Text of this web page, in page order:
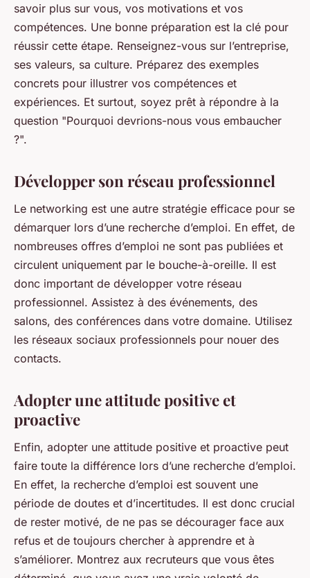
savoir plus sur vous, vos motivations et vos
compétences. Une bonne préparation est la clé pour
réussir cette étape. Renseignez-vous sur l’entreprise,
ses valeurs, sa culture. Préparez des exemples
concrets pour illustrer vos compétences et
expériences. Et surtout, soyez prêt à répondre à la
question "Pourquoi devrions-nous vous embaucher
?".
Développer son réseau professionnel
Le networking est une autre stratégie efficace pour se
démarquer lors d’une recherche d’emploi. En effet, de
nombreuses offres d’emploi ne sont pas publiées et
circulent uniquement par le bouche-à-oreille. Il est
donc important de développer votre réseau
professionnel. Assistez à des événements, des
salons, des conférences dans votre domaine. Utilisez
les réseaux sociaux professionnels pour nouer des
contacts.
Adopter une attitude positive et
proactive
Enfin, adopter une attitude positive et proactive peut
faire toute la différence lors d’une recherche d’emploi.
En effet, la recherche d’emploi est souvent une
période de doutes et d’incertitudes. Il est donc crucial
de rester motivé, de ne pas se décourager face aux
refus et de toujours chercher à apprendre et à
s’améliorer. Montrez aux recruteurs que vous êtes